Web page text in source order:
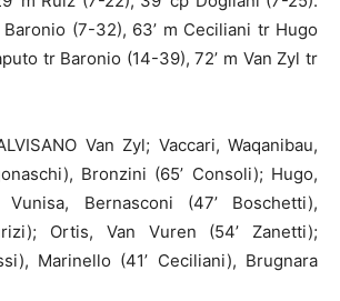
Baronio (7-32), 63’ m Ceciliani tr Hugo
tr Baronio (14-39), 72’ m Van Zyl tr
Van Zyl; Vaccari, Waqanibau,
Bronzini (65’ Consoli); Hugo,
Vunisa, Bernasconi (47’ Boschetti),
Ortis, Van Vuren (54’ Zanetti);
Marinello (41’ Ceciliani), Brugnara